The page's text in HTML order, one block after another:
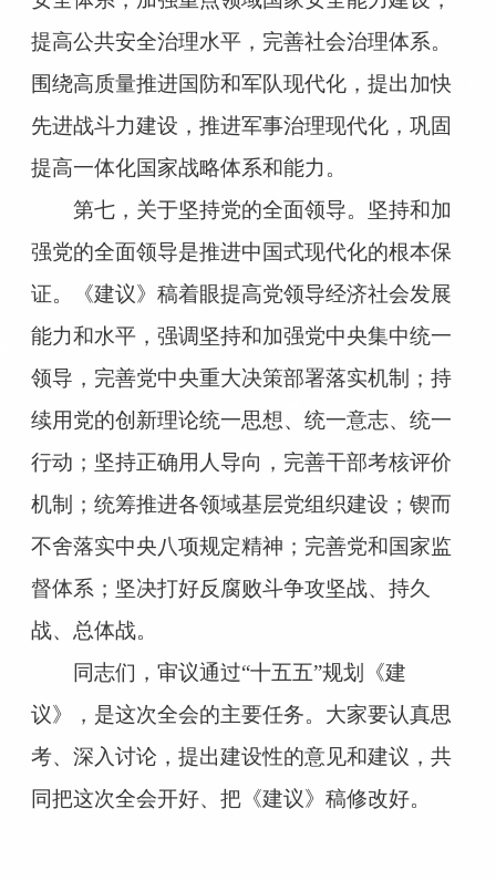
提高公共安全治理水平，完善社会治理体系。
围绕高质量推进国防和军队现代化，提出加快
先进战斗力建设，推进军事治理现代化，巩固
提高一体化国家战略体系和能力。
第七，关于坚持党的全面领导。坚持和加
强党的全面领导是推进中国式现代化的根本保
证。《建议》稿着眼提高党领导经济社会发展
能力和水平，强调坚持和加强党中央集中统一
领导，完善党中央重大决策部署落实机制；持
续用党的创新理论统一思想、统一意志、统一
行动；坚持正确用人导向，完善干部考核评价
机制；统筹推进各领域基层党组织建设；锲而
不舍落实中央八项规定精神；完善党和国家监
督体系；坚决打好反腐败斗争攻坚战、持久
战、总体战。
同志们，审议通过“十五五”规划《建
议》，是这次全会的主要任务。大家要认真思
考、深入讨论，提出建设性的意见和建议，共
同把这次全会开好、把《建议》稿修改好。